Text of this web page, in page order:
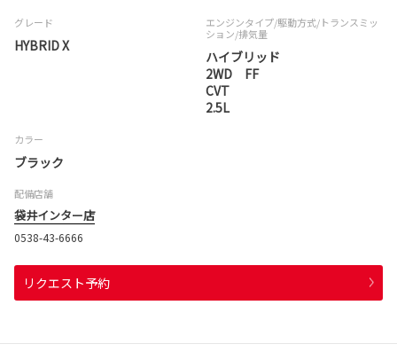
グレード
HYBRID X
エンジンタイプ/駆動方式/トランスミッ
ション/排気量
ハイブリッド
2WD FF
CVT
2.5L
カラー
ブラック
配備店舗
袋井インター店
0538-43-6666
リクエスト予約